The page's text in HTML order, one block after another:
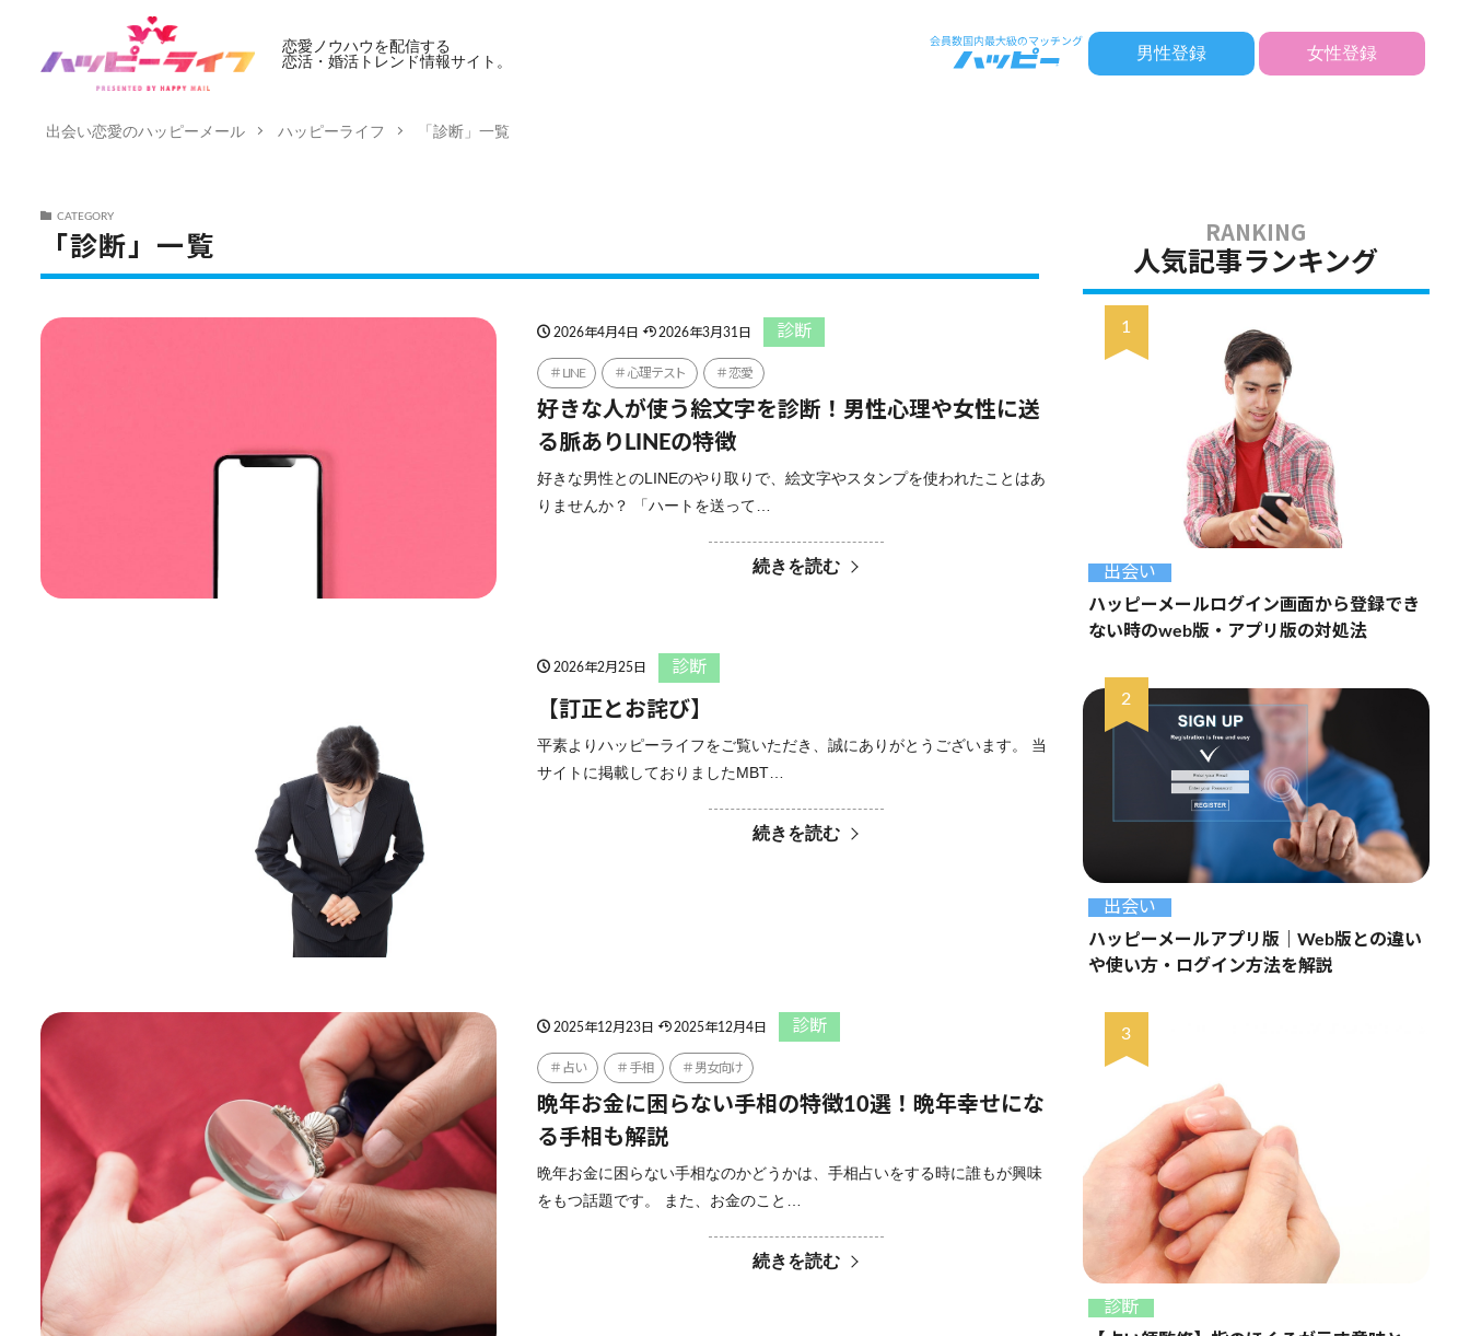
恋愛ノウハウを配信する
恋活・婚活トレンド情報サイト。
男性登録 女性登録
出会い恋愛のハッピーメール ハッピーライフ 「診断」一覧
CATEGORY
「診断」一覧
2026年4月4日 2026年3月31日 診断
LINE 心理テスト 恋愛
好きな人が使う絵文字を診断！男性心理や女性に送
る脈ありLINEの特徴
好きな男性とのLINEのやり取りで、絵文字やスタンプを使われたことはあ
りませんか？ 「ハートを送って…
続きを読む
2026年2月25日 診断
【訂正とお詫び】
平素よりハッピーライフをご覧いただき、誠にありがとうございます。 当
サイトに掲載しておりましたMBT…
続きを読む
2025年12月23日 2025年12月4日 診断
占い 手相 男女向け
晩年お金に困らない手相の特徴10選！晩年幸せにな
る手相も解説
晩年お金に困らない手相なのかどうかは、手相占いをする時に誰もが興味
をもつ話題です。 また、お金のこと…
続きを読む
人気記事ランキング
出会い
ハッピーメールログイン画面から登録でき
ない時のweb版・アプリ版の対処法
出会い
ハッピーメールアプリ版｜Web版との違い
や使い方・ログイン方法を解説
診断